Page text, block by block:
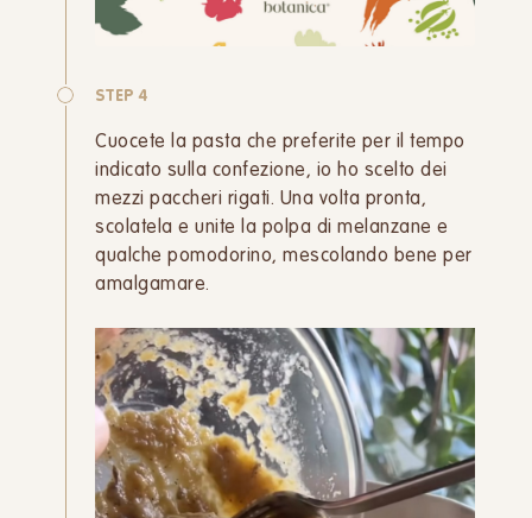
STEP 4
Cuocete la pasta che preferite per il tempo
indicato sulla confezione, io ho scelto dei
mezzi paccheri rigati. Una volta pronta,
scolatela e unite la polpa di melanzane e
qualche pomodorino, mescolando bene per
amalgamare.